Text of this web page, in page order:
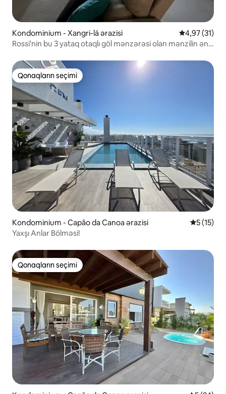
Kondominium - Xangri-lá ərazisi Ortalama
4,97 (31)
Rossi'nin bu 3 yataq otaqlı göl mənzərəsi olan mənzilin ən
Qonaqların seçimi
Qonaqların seçimi
Kondominium - Capão da Canoa ərazisi Ortalama
5 (15)
Yaxşı Anlar Bölməsi!
Qonaqların seçimi
Qonaqların seçimi